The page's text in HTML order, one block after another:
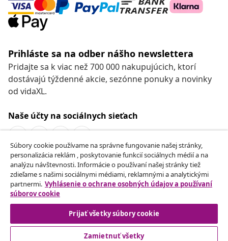
Prihláste sa na odber nášho newslettera
Pridajte sa k viac než 700 000 nakupujúcich, ktorí
dostávajú týždenné akcie, sezónne ponuky a novinky
od vidaXL.
Naše účty na sociálnych sieťach
Odstúpenie od zmluvy
Odošlite žiadosť o odstúpenie od vašej objednávky.
Odstúpenie od zmluvy
Súbory cookie používame na správne fungovanie našej stránky,
personalizácia reklám , poskytovanie funkcií sociálnych médií a na
analýzu návštevnosti. Informácie o používaní našej stránky tiež
zdieľame s našimi sociálnymi médiami, reklamnými a analytickými
partnermi. Vyhlásenie o ochrane osobných údajov a používaní
súborov cookie
Prijať všetky súbory cookie
Zamietnuť všetky